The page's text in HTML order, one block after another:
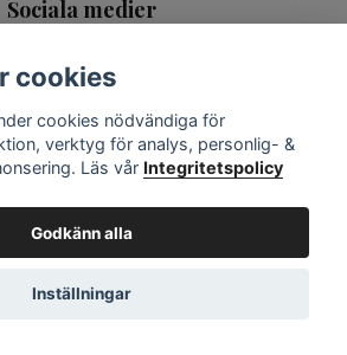
Sociala medier
© 2026 Soul Factory
cookies
cookies nödvändiga för
verktyg för analys, personlig- &
Läs vår Integritetspolicy
Godkänn alla
Inställningar